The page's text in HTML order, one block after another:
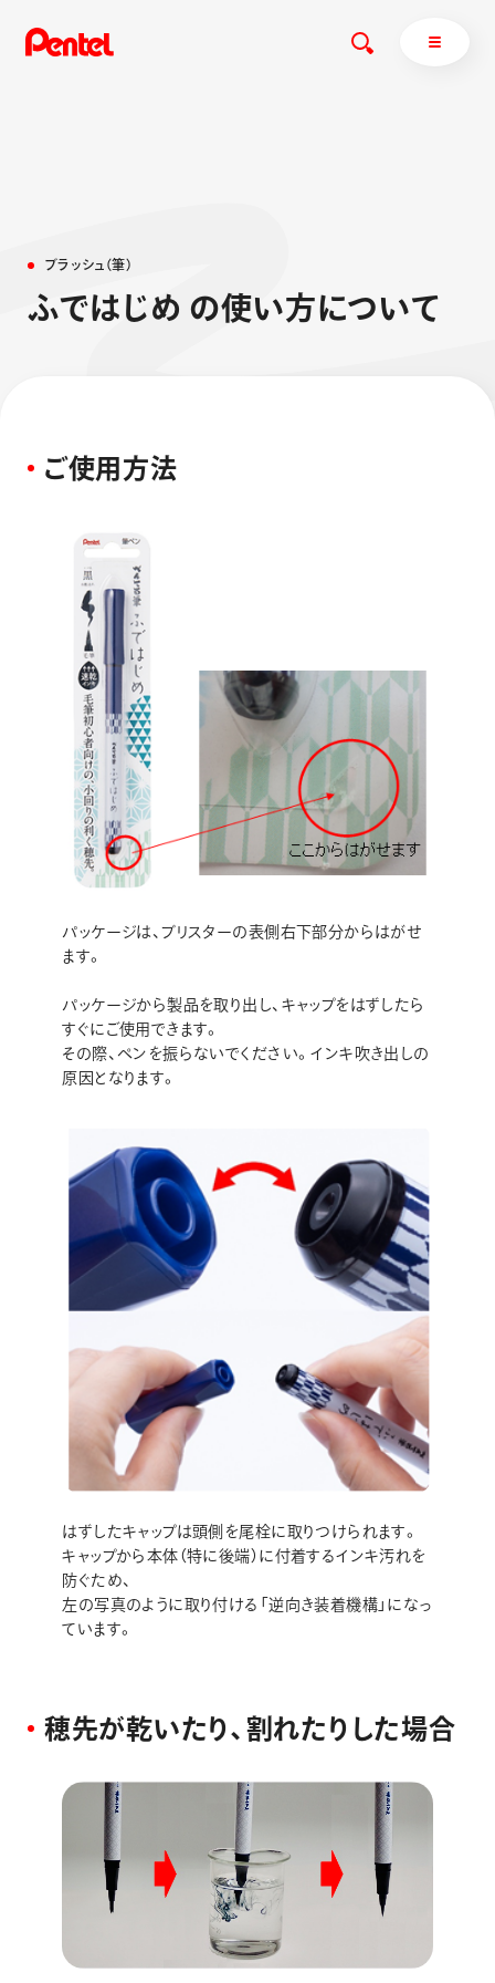
サインペン オレンズ
ペン
ブラッシュ（筆）
ぺんてるについて
運営会社
ブラ ッシュ （筆）
ふでは じめ の使い方について
ご使用 方法
パッケージは、ブリスターの表側右下部分からはがせ
ます。
パッケージから製品を取り出し、キャップをはずしたら
すぐにご使用できます。
その際、ペンを振らないでください。インキ吹き出しの
原因となります。
はずしたキャップは頭側を尾栓に取りつけられます。
キャップから本体（特に後端）に付着するインキ汚れを
防ぐため、
左の写真のように取り付ける「逆向き装着機構」になっ
ています。
穂先が乾いたり、 割 れた り した場合